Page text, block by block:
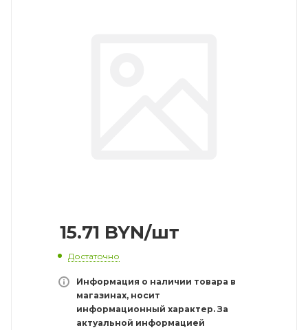
15.71 BYN/шт
Достаточно
Информация о наличии товара в
магазинах, носит
информационный характер. За
актуальной информацией